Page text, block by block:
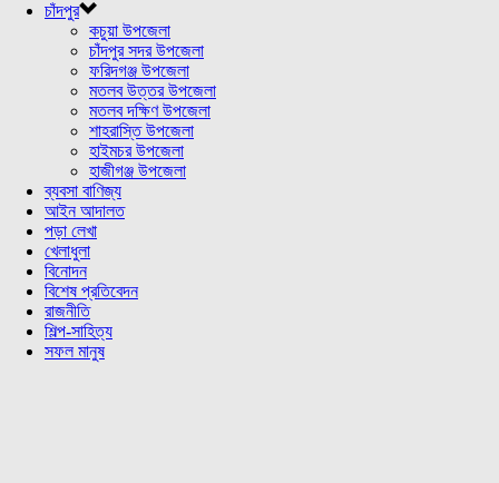
চাঁদপুর
কচুয়া উপজেলা
চাঁদপুর সদর উপজেলা
ফরিদগঞ্জ উপজেলা
মতলব উত্তর উপজেলা
মতলব দক্ষিণ উপজেলা
শাহরাস্তি উপজেলা
হাইমচর উপজেলা
হাজীগঞ্জ উপজেলা
ব্যবসা বাণিজ্য
আইন আদালত
পড়া লেখা
খেলাধুলা
বিনোদন
বিশেষ প্রতিবেদন
রাজনীতি
শিল্প-সাহিত্য
সফল মানুষ